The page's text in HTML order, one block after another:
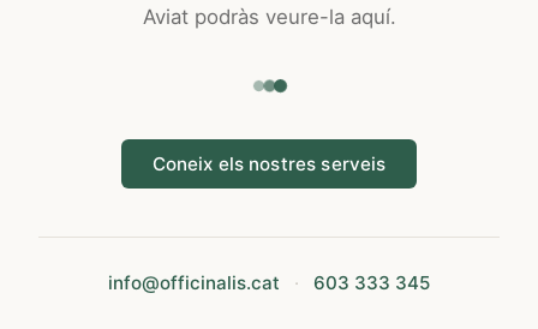
Aviat podràs veure-la aquí.
Coneix els nostres serveis
info@officinalis.cat · 603 333 345